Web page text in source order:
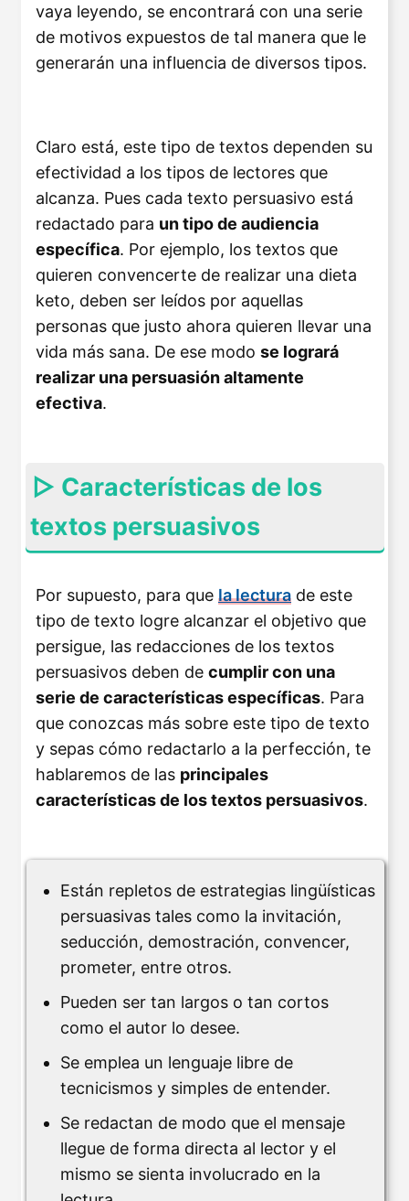
vaya leyendo, se encontrará con una serie
de motivos expuestos de tal manera que le
generarán una influencia de diversos tipos.
Claro está, este tipo de textos dependen su
efectividad a los tipos de lectores que
alcanza. Pues cada texto persuasivo está
redactado para un tipo de audiencia
específica. Por ejemplo, los textos que
quieren convencerte de realizar una dieta
keto, deben ser leídos por aquellas
personas que justo ahora quieren llevar una
vida más sana. De ese modo se logrará
realizar una persuasión altamente
efectiva.
▷ Características de los
textos persuasivos
Por supuesto, para que la lectura de este
tipo de texto logre alcanzar el objetivo que
persigue, las redacciones de los textos
persuasivos deben de cumplir con una
serie de características específicas. Para
que conozcas más sobre este tipo de texto
y sepas cómo redactarlo a la perfección, te
hablaremos de las principales
características de los textos persuasivos.
Están repletos de estrategias lingüísticas
persuasivas tales como la invitación,
seducción, demostración, convencer,
prometer, entre otros.
Pueden ser tan largos o tan cortos
como el autor lo desee.
Se emplea un lenguaje libre de
tecnicismos y simples de entender.
Se redactan de modo que el mensaje
llegue de forma directa al lector y el
mismo se sienta involucrado en la